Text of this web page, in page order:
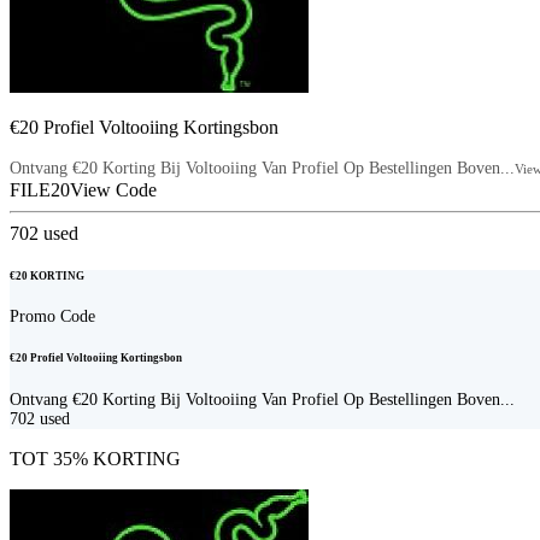
€20 Profiel Voltooiing Kortingsbon
Ontvang €20 Korting Bij Voltooiing Van Profiel Op Bestellingen Boven...
FILE20View Code
702 used
€20 KORTING
Promo Code
€20 Profiel Voltooiing Kortingsbon
Ontvang €20 Korting Bij Voltooiing Van Profiel Op Bestellingen Boven...
702 used
TOT 35% KORTING